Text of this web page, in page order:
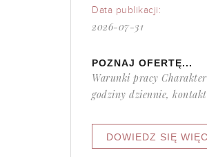
Data publikacji:
2026-07-31
POZNAJ OFERTĘ...
Warunki pracy
godziny dziennie,